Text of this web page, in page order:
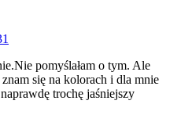
pomyślałam o tym. Ale
się na kolorach i dla mnie
trochę jaśniejszy